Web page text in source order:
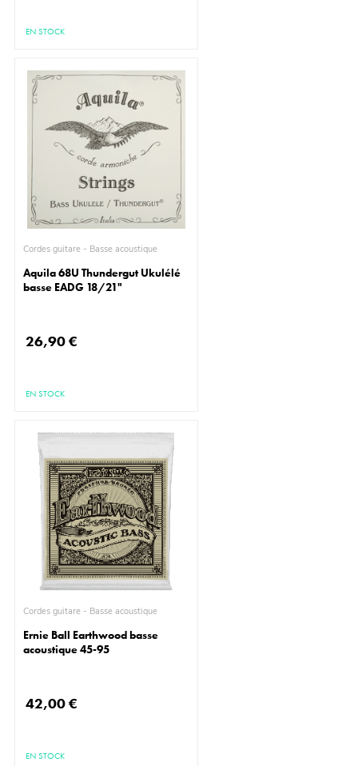
EN STOCK
Cordes guitare - Basse acoustique
Aquila 68U Thundergut Ukulélé
basse EADG 18/21"
26,90 €
EN STOCK
Cordes guitare - Basse acoustique
Ernie Ball Earthwood basse
acoustique 45-95
42,00 €
EN STOCK